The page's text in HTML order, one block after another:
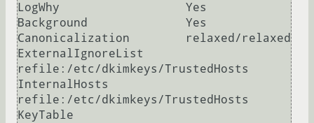
LogWhy                  Yes
Background              Yes
Canonicalization        relaxed/relaxed
ExternalIgnoreList
refile:/etc/dkimkeys/TrustedHosts
InternalHosts
refile:/etc/dkimkeys/TrustedHosts
KeyTable